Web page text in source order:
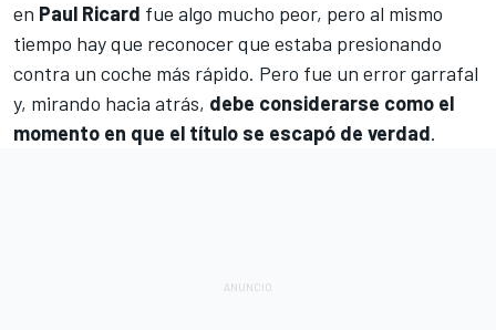
en Paul Ricard fue algo mucho peor, pero al mismo
tiempo hay que reconocer que estaba presionando
contra un coche más rápido. Pero fue un error garrafal
y, mirando hacia atrás, debe considerarse como el
momento en que el título se escapó de verdad.